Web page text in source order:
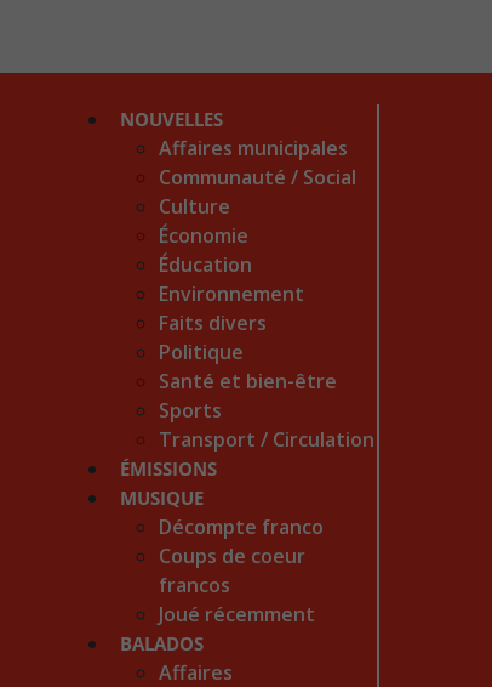
NOUVELLES
Affaires municipales
Communauté / Social
Culture
Économie
Éducation
Environnement
Faits divers
Politique
Santé et bien-être
Sports
Transport / Circulation
ÉMISSIONS
MUSIQUE
Décompte franco
Coups de coeur
francos
Joué récemment
BALADOS
Affaires